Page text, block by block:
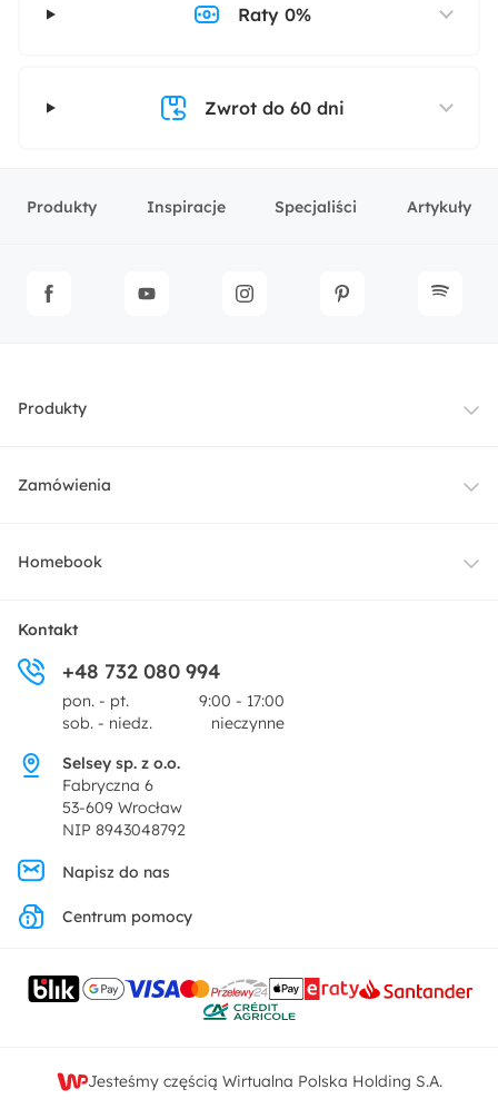
Raty 0%
Zwrot do 60 dni
Produkty Inspiracje Specjaliści Artykuły
Produkty
Meble
Dekoracje i akcesoria
Promocje
Zamówienia
Dostawa
Zwroty
Pytania i odpowiedzi
Homebook
O nas
Centrum prasowe
Regulamin
Polityka prywatności
Ustawienia prywatności
Kontakt
Kontakt
+48 732 080 994
pon. - pt.
9:00 - 17:00
sob. - niedz.
nieczynne
Selsey sp. z o.o.
Fabryczna 6
53-609 Wrocław
NIP 8943048792
Napisz do nas
Centrum pomocy
Jesteśmy częścią Wirtualna Polska Holding S.A.